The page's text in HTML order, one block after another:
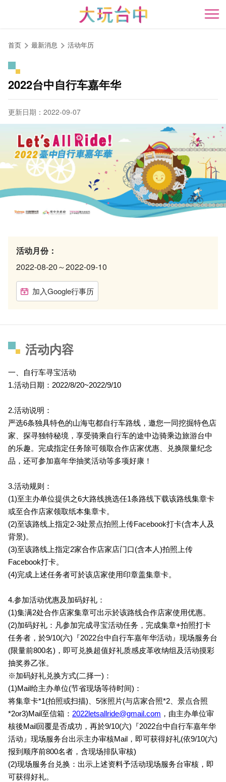
开
首页 最新消息 活动年历
2022台中自行车嘉年华
更新日期：2022-09-07
活动月份：
2022-08-20～2022-09-10
加入Google行事历
活动内容
一、自行车寻宝活动
1.活动日期：2022/8/20~2022/9/10
2.活动说明：
严选6条独具特色的山海屯都自行车路线，邀您一同挖掘特色店
家、探寻独特秘境，享受骑乘自行车的途中边骑乘边旅游台中
的乐趣。完成指定任务除可领取合作店家优惠、兑换限量纪念
品，还可参加嘉年华抽奖活动等多项好康！
3.活动规则：
(1)至主办单位提供之6大路线挑选任1条路线下载该路线集章卡
或至合作店家领取纸本集章卡。
(2)至该路线上指定2-3处景点拍照上传Facebook打卡(含本人及
背景)。
(3)至该路线上指定2家合作店家店门口(含本人)拍照上传
Facebook打卡。
(4)完成上述任务者可於该店家使用印章盖集章卡。
4.参加活动优惠及加码好礼：
(1)集满2处合作店家集章可出示於该路线合作店家使用优惠。
(2)加码好礼：凡参加完成寻宝活动任务，完成集章+拍照打卡
任务者，於9/10(六)『2022台中自行车嘉年华活动』现场服务台
(限量前800名)，即可兑换超值好礼质感皮革收纳组及活动摸彩
抽奖券乙张。
※加码好礼兑换方式(二择一)：
(1)Mail给主办单位(节省现场等待时间)：
将集章卡*1(拍照或扫描)、5张照片(与店家合照*2、景点合照
*2or3)Mail至信箱： 2022letsallride@gmail.com ，由主办单位审
核後Mail回覆是否成功，再於9/10(六)『2022台中自行车嘉年华
活动』现场服务台出示主办审核Mail，即可获得好礼(依9/10(六)
报到顺序前800名者，含现场排队审核)
(2)现场服务台兑换：出示上述资料予活动现场服务台审核，即
可获得好礼。